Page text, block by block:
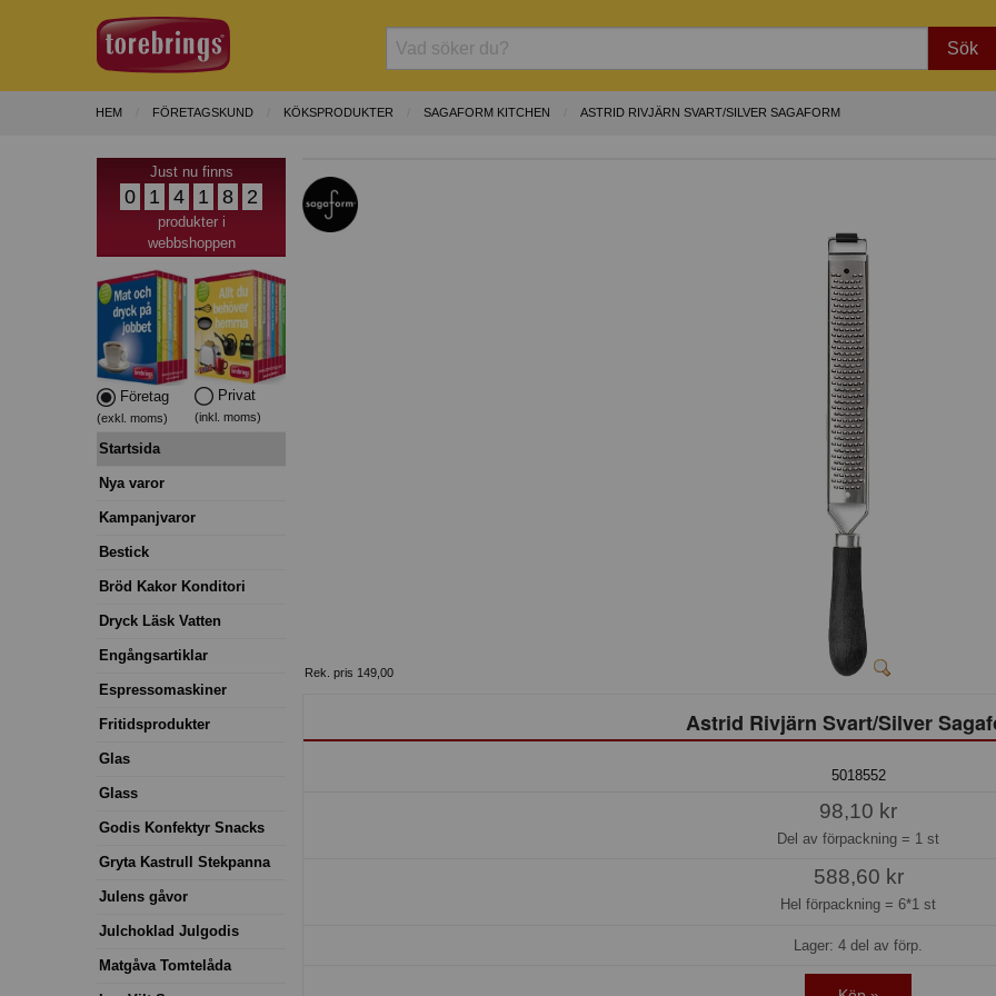
Sök
HEM FÖRETAGSKUND KÖKSPRODUKTER SAGAFORM KITCHEN ASTRID RIVJÄRN SVART/SILVER SAGAFORM
Just nu finns
0 1 4 1 8 2
produkter i
webbshoppen
Företag
(exkl. moms)
Privat
(inkl. moms)
Startsida
Nya varor
Kampanjvaror
Bestick
Bröd Kakor Konditori
Dryck Läsk Vatten
Engångsartiklar
Espressomaskiner
Fritidsprodukter
Glas
Glass
Godis Konfektyr Snacks
Gryta Kastrull Stekpanna
Julens gåvor
Julchoklad Julgodis
Matgåva Tomtelåda
Rek. pris 149,00
Astrid Rivjärn Svart/Silver
5018552
98,10 kr
Del av förpackning = 1 st
588,60 kr
Hel förpackning = 6*1 st
Lager: 4 del av förp.